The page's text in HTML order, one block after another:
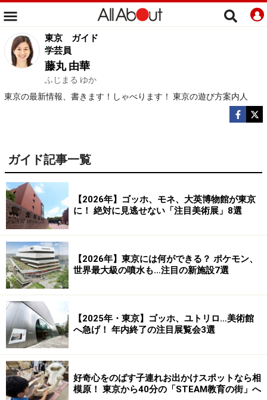
東京
ガイド
学芸員
藤丸 由華
ふじまる ゆか
東京の最新情報、書きます！しゃべります！ 東京の遊び方案内人
ガイド記事一覧
【2026年】ゴッホ、モネ、大英博物館が東京
に！ 絶対に見逃せない「注目美術展」8選
【2026年】東京には何ができる？ ポケモン、
世界最大級の噴水も…注目の新施設7選
【2025年・東京】ゴッホ、ユトリロ…美術館
へ急げ！ 年内終了の注目展覧会3選
好奇心をのばす子連れお出かけスポットなら相
模原！ 東京から40分の「STEAM教育の街」へ